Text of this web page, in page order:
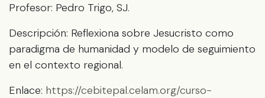
Profesor: Pedro Trigo, SJ.
Descripción: Reflexiona sobre Jesucristo como
paradigma de humanidad y modelo de seguimiento
en el contexto regional.
Enlace: https://cebitepal.celam.org/curso-